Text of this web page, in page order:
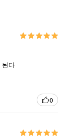
된다
0